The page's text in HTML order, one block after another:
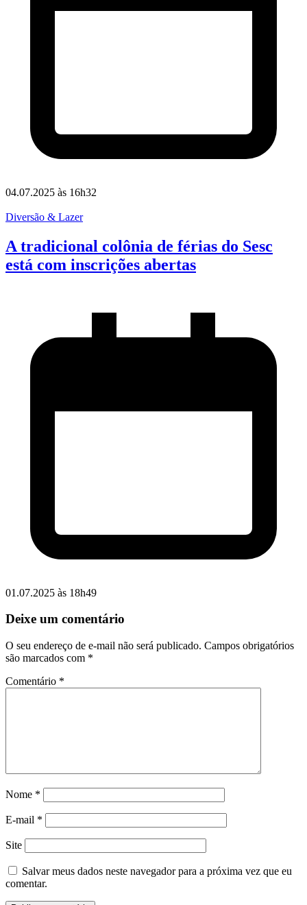
04.07.2025 às 16h32
Diversão & Lazer
A tradicional colônia de férias do Sesc
está com inscrições abertas
01.07.2025 às 18h49
Deixe um comentário
O seu endereço de e-mail não será publicado. Campos obrigatórios
são marcados com *
Comentário *
Nome *
E-mail *
Site
Salvar meus dados neste navegador para a próxima vez que eu
comentar.